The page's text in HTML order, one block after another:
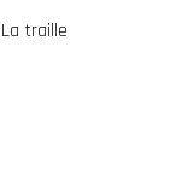
La traille